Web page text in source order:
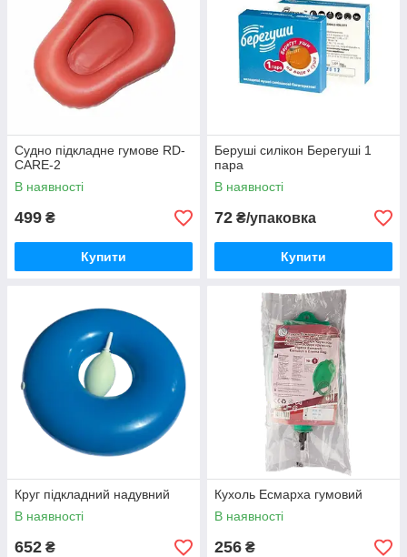
Судно підкладне гумове RD-
CARE-2
В наявності
499 ₴
Купити
Беруші силікон Берегуші 1
пара
В наявності
72 ₴/упаковка
Купити
Круг підкладний надувний
В наявності
652 ₴
Кухоль Есмарха гумовий
В наявності
256 ₴